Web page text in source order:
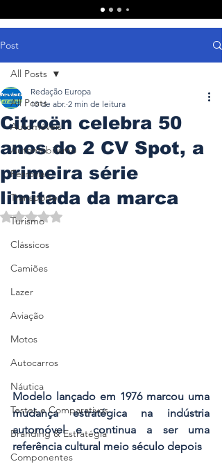
Post
All Posts
Automóveis
Automobilismo
Ferrovia
Transporte
Turismo
Clássicos
Camiões
Lazer
Aviação
Motos
Autocarros
Náutica
Testes e Comparativos
Branding & Estratégia
Componentes
All Posts
Citroën celebra 50
anos do 2 CV Spot, a
primeira série
limitada da marca
Redação Europa
10 de abr. 2 min de leitura
Avaliado com NaN de 5 estrelas.
Modelo lançado em 1976 marcou uma
mudança estratégica na indústria
automóvel e continua a ser uma
referência cultural meio século depois